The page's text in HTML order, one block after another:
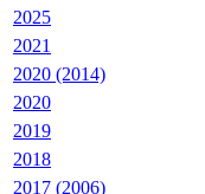
2025
2021
2020 (2014)
2020
2019
2018
2017 (2006)